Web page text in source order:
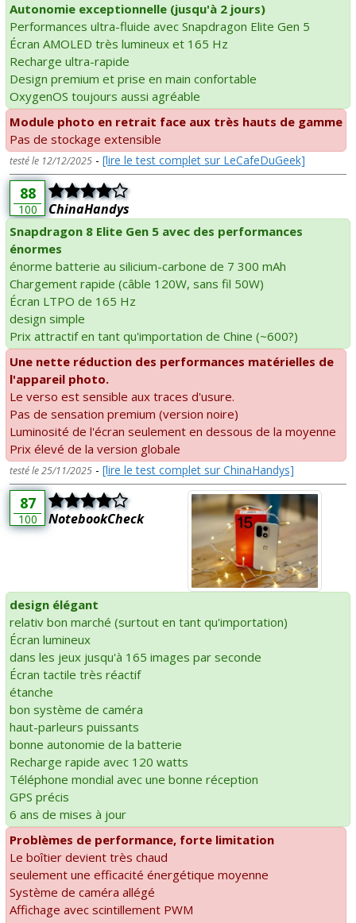
Autonomie exceptionnelle (jusqu'à 2 jours)
Performances ultra-fluide avec Snapdragon Elite Gen 5
Écran AMOLED très lumineux et 165 Hz
Recharge ultra-rapide
Design premium et prise en main confortable
OxygenOS toujours aussi agréable
Module photo en retrait face aux très hauts de gamme
Pas de stockage extensible
testé le 12/12/2025 - [lire le test complet sur LeCafeDuGeek]
88
100 ChinaHandys
Snapdragon 8 Elite Gen 5 avec des performances
énormes
énorme batterie au silicium-carbone de 7 300 mAh
Chargement rapide (câble 120W, sans fil 50W)
Écran LTPO de 165 Hz
design simple
Prix attractif en tant qu'importation de Chine (~600?)
Une nette réduction des performances matérielles de
l'appareil photo.
Le verso est sensible aux traces d'usure.
Pas de sensation premium (version noire)
Luminosité de l'écran seulement en dessous de la moyenne
Prix élevé de la version globale
testé le 25/11/2025 - [lire le test complet sur ChinaHandys]
87
100 NotebookCheck
design élégant
relativ bon marché (surtout en tant qu'importation)
Écran lumineux
dans les jeux jusqu'à 165 images par seconde
Écran tactile très réactif
étanche
bon système de caméra
haut-parleurs puissants
bonne autonomie de la batterie
Recharge rapide avec 120 watts
Téléphone mondial avec une bonne réception
GPS précis
6 ans de mises à jour
Problèmes de performance, forte limitation
Le boîtier devient très chaud
seulement une efficacité énergétique moyenne
Système de caméra allégé
Affichage avec scintillement PWM